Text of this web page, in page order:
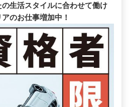
の生活スタイルに合わせて働け
のお仕事増加中！